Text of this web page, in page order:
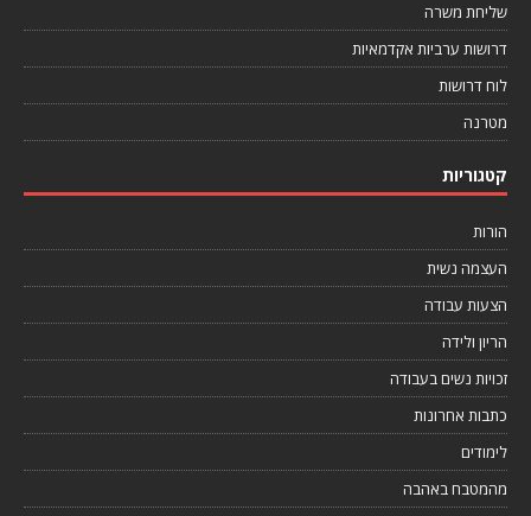
שליחת משרה
דרושות ערביות אקדמאיות
לוח דרושות
מטרנה
קטגוריות
הורות
העצמה נשית
הצעות עבודה
הריון ולידה
זכויות נשים בעבודה
כתבות אחרונות
לימודים
מהמטבח באהבה